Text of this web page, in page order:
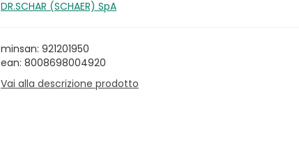
DR.SCHAR (SCHAER) SpA
minsan: 921201950
ean: 8008698004920
Vai alla descrizione prodotto